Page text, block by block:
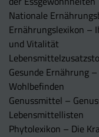
Nationale
Ernährungslexikon –
und Vitalität
Gesunde Ernährung
Wohlbefinden
Genussmittel –
Lebensmittellisten
Phytolexikon – Die